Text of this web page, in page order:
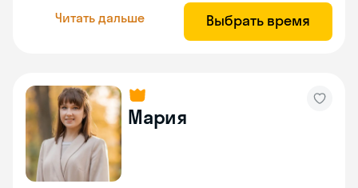
Читать дальше Выбрать время
Мария